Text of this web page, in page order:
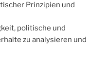
Prinzipien und
politische und
zu analysieren und